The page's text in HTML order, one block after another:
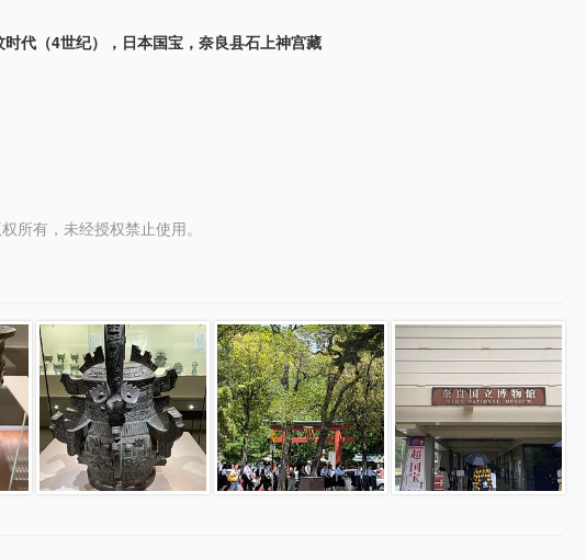
代（4世纪），日本国宝，奈良县石上神宫藏
所有，未经授权禁止使用。